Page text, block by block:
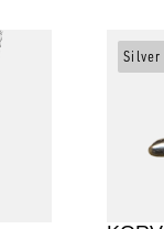
Silver